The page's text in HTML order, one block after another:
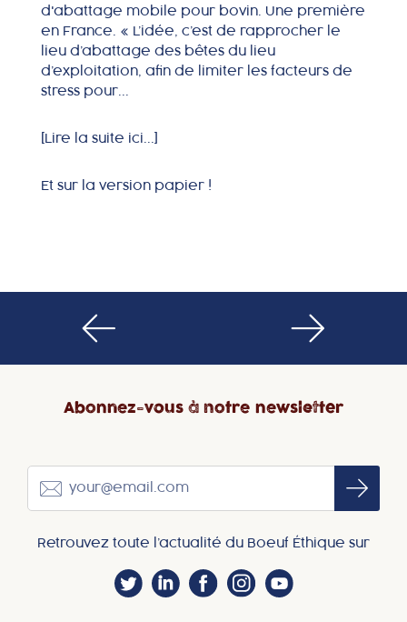
d'abattage mobile pour bovin. Une première
en France. « L’idée, c’est de rapprocher le
lieu d’abattage des bêtes du lieu
d’exploitation, afin de limiter les facteurs de
stress pour...
[Lire la suite ici...]
Et sur la version papier !
Abonnez-vous à notre newsletter
Retrouvez toute l’actualité du Boeuf Éthique sur